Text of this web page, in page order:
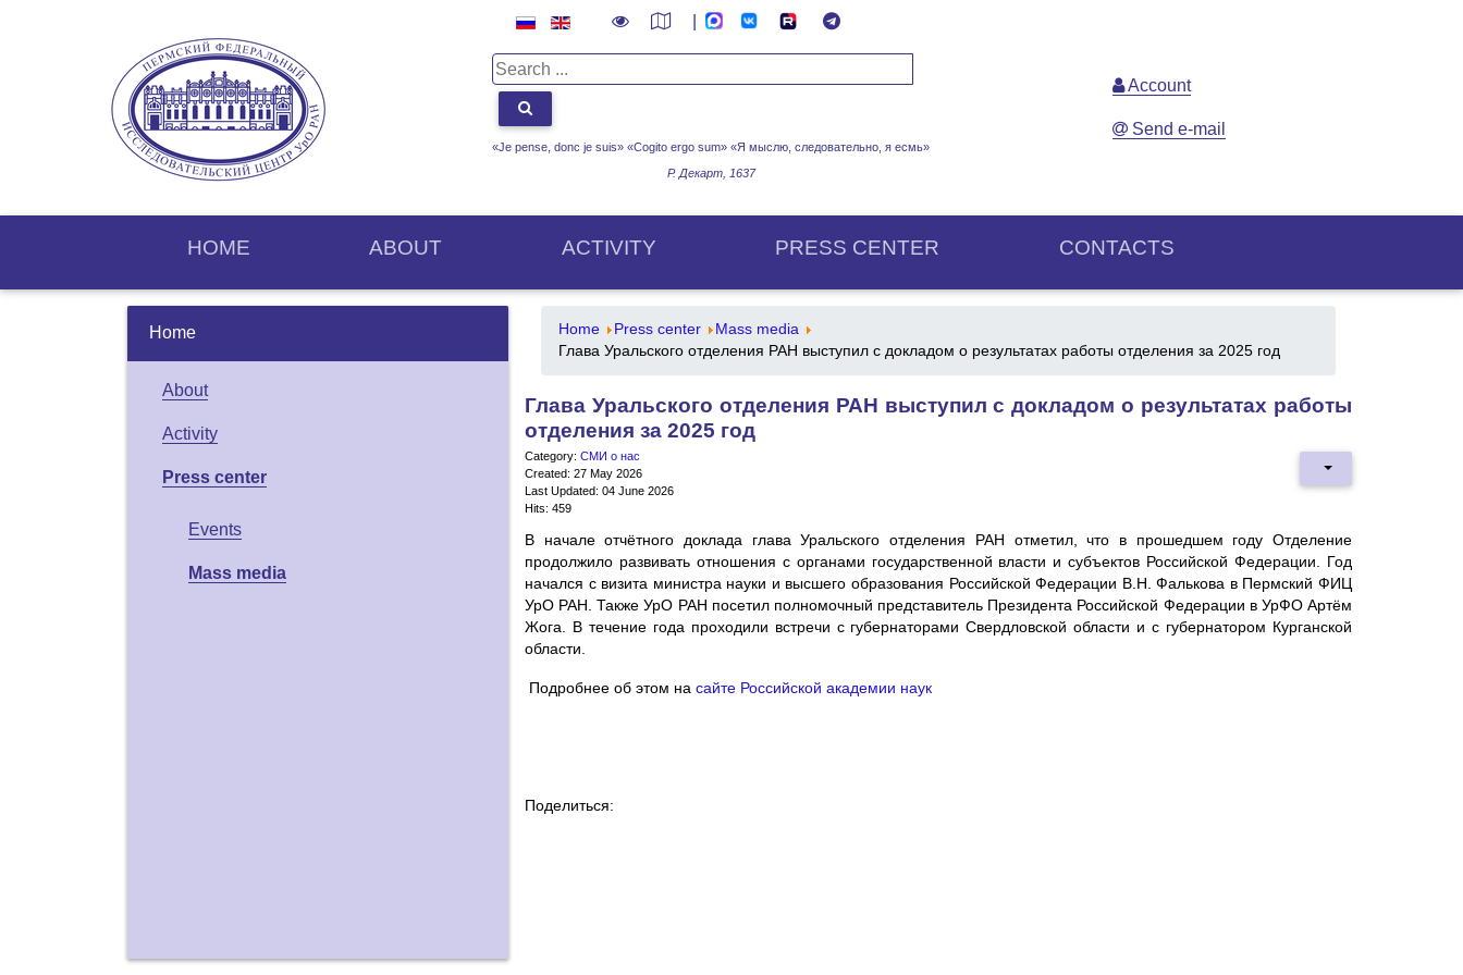
«Je pense, donc je suis» «Cogito ergo sum» «Я мыслю, следовательно, я есмь»
Р. Декарт, 1637
Account
Send e-mail
HOME ABOUT ACTIVITY PRESS CENTER CONTACTS
Home
About
Activity
Press center
Events
Mass media
Home Press center
Mass media
Глава Уральского отделения РАН выступил с докладом о результатах работы отделения за 2025 год
Глава Уральского отделения РАН выступил с докладом о результатах работы
отделения за 2025 год
Category: СМИ о нас
Created: 27 May 2026
Last Updated: 04 June 2026
Hits: 459
В начале отчётного доклада глава Уральского отделения РАН отметил, что в прошедшем году Отделение
продолжило развивать отношения с органами государственной власти и субъектов Российской Федерации. Год
начался с визита министра науки и высшего образования Российской Федерации В.Н. Фалькова в Пермский ФИЦ
УрО РАН. Также УрО РАН посетил полномочный представитель Президента Российской Федерации в УрФО Артём
Жога. В течение года проходили встречи с губернаторами Свердловской области и с губернатором Курганской
области.
Подробнее об этом на сайте Российской академии наук
Поделиться: